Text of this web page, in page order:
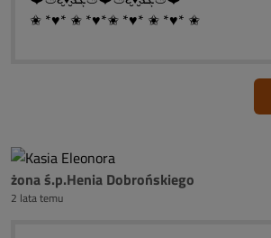
✬ *♥* ✬ *♥*✬ *♥* ✬ *♥* ✬
żona ś.p.Henia Dobrońskiego
2 lata temu